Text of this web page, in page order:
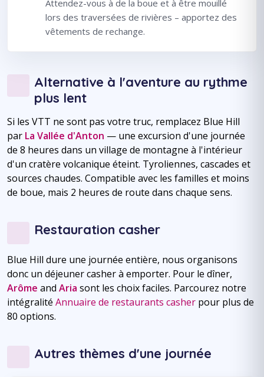
Attendez-vous à de la boue et à être mouillé
lors des traversées de rivières – apportez des
vêtements de rechange.
Alternative à l'aventure au rythme
plus lent
Si les VTT ne sont pas votre truc, remplacez Blue Hill
par La Vallée d'Anton — une excursion d'une journée
de 8 heures dans un village de montagne à l'intérieur
d'un cratère volcanique éteint. Tyroliennes, cascades et
sources chaudes. Compatible avec les familles et moins
de boue, mais 2 heures de route dans chaque sens.
Restauration casher
Blue Hill dure une journée entière, nous organisons
donc un déjeuner casher à emporter. Pour le dîner,
Arôme and Aria sont les choix faciles. Parcourez notre
intégralité Annuaire de restaurants casher pour plus de
80 options.
Autres thèmes d'une journée